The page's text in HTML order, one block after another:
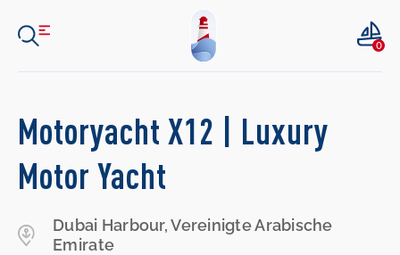
0
Motoryacht X12 | Luxury
Motor Yacht
Dubai Harbour, Vereinigte Arabische
Emirate